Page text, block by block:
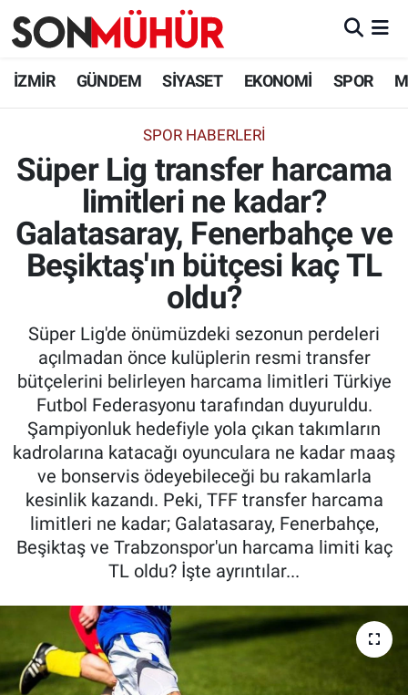
İZMİR GÜNDEM SİYASET EKONOMİ SPOR
SPOR HABERLERI
Süper Lig transfer harcama
limitleri ne kadar?
Galatasaray, Fenerbahçe ve
Beşiktaş'ın bütçesi kaç TL
oldu?
Süper Lig'de önümüzdeki sezonun perdeleri
açılmadan önce kulüplerin resmi transfer
bütçelerini belirleyen harcama limitleri Türkiye
Futbol Federasyonu tarafından duyuruldu.
Şampiyonluk hedefiyle yola çıkan takımların
kadrolarına katacağı oyunculara ne kadar maaş
ve bonservis ödeyebileceği bu rakamlarla
kesinlik kazandı. Peki, TFF transfer harcama
limitleri ne kadar; Galatasaray, Fenerbahçe,
Beşiktaş ve Trabzonspor'un harcama limiti kaç
TL oldu? İşte ayrıntılar...
İzmir Nöbetçi Eczaneler
İzmir Namaz Vakitleri
İzmir Trafik Yoğunluk Haritası
Süper Lig Puan Durumu ve Fikstür
Son Dakika Haberleri
Haber Arşivi